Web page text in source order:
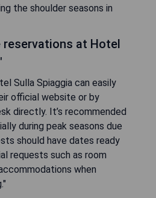
the shoulder seasons in
reservations at Hotel
Sulla Spiaggia can easily
official website or by
directly. It’s recommended
during peak seasons due
should have dates ready
requests such as room
when